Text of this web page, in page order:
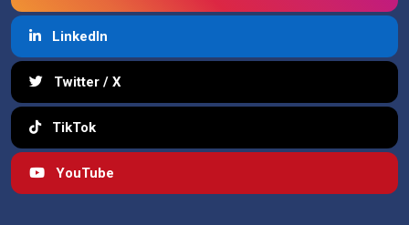
LinkedIn
Twitter / X
TikTok
YouTube